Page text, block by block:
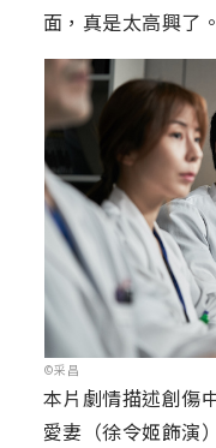
面，真是太高興了。
©采昌
本片劇情描述創傷
愛妻（徐令姬飾演